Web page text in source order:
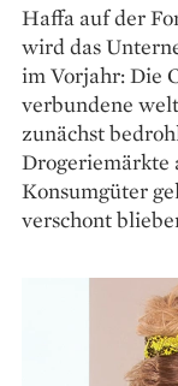
Haffa auf der
wird das
im Vorjahr: Die
verbundene
zunächst
Drogeriemärkte
Konsum­güter
verschont